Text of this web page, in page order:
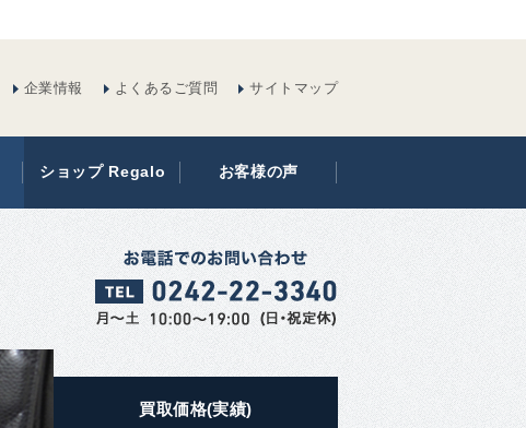
企業情報 よくあるご質問 サイトマップ
ショップ Regalo お客様の声
買取価格(実績)